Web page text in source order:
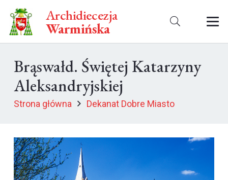
Archidiecezja
Warmińska
Brąswałd. Świętej Katarzyny
Aleksandryjskiej
Strona główna Dekanat Dobre Miasto